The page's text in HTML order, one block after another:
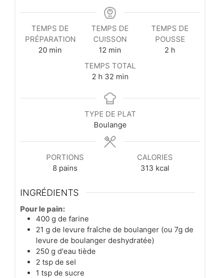
TEMPS DE
PRÉPARATION
20minutes
min
TEMPS DE
CUISSON
12 minutes
min
TEMPS DE
POUSSE
2 heures
h
TEMPS TOTAL
2heures
h 32minutes
min
TYPE DE PLAT
Boulange
PORTIONS
8 pains
CALORIES
313 kcal
INGRÉDIENTS
Pour le pain:
400 g de farine
21 g de levure fraîche de boulanger (ou 7g de
levure de boulanger deshydratée)
250 g d'eau tiède
2 tsp de sel
1 tsp de sucre